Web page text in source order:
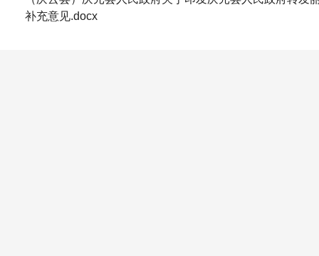
补充意见.docx